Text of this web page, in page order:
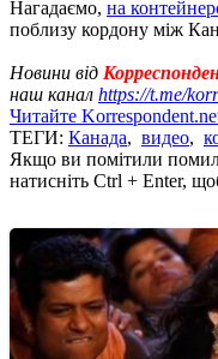
Нагадаємо, на
поблизу кордону між
Новини від
наш канал https://t.me/
Читайте
ТЕГИ: Канада, видео,
Якщо ви помітили
натисніть Ctrl + Enter,